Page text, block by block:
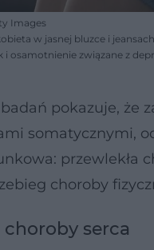
Images
w jasnej bluzce i
osamotnienie związane z
pokazuje, że
somatycznymi,
przewlekła
choroby
choroby serca